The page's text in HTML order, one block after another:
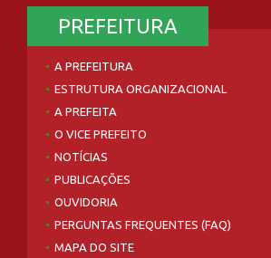
PREFEITURA
A PREFEITURA
ESTRUTURA ORGANIZACIONAL
A PREFEITA
O VICE PREFEITO
NOTÍCIAS
PUBLICAÇÕES
OUVIDORIA
PERGUNTAS FREQUENTES (FAQ)
MAPA DO SITE